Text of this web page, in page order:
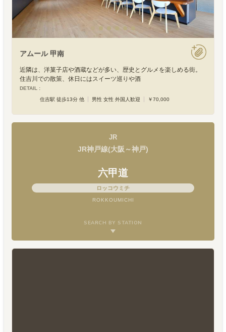
アムール 甲南
近隣は、洋菓子店や酒蔵などが多い、歴史とグルメを楽しめる街。
住吉川での散策、休日にはスイーツ巡りや酒
DETAIL :
住吉駅 徒歩13分 他
男性 女性 外国人歓迎 ￥70,000
JR
JR神戸線(大阪～神戸)
六甲道
ロッコウミチ
ROKKOUMICHI
SEARCH BY STATION